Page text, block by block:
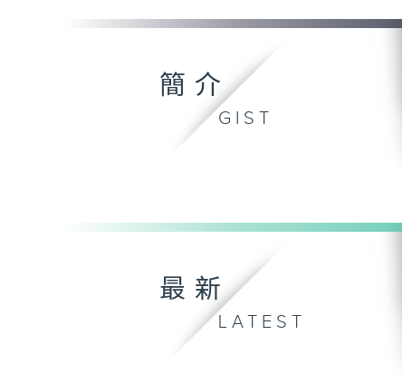
簡介
GIST
最新
LATEST